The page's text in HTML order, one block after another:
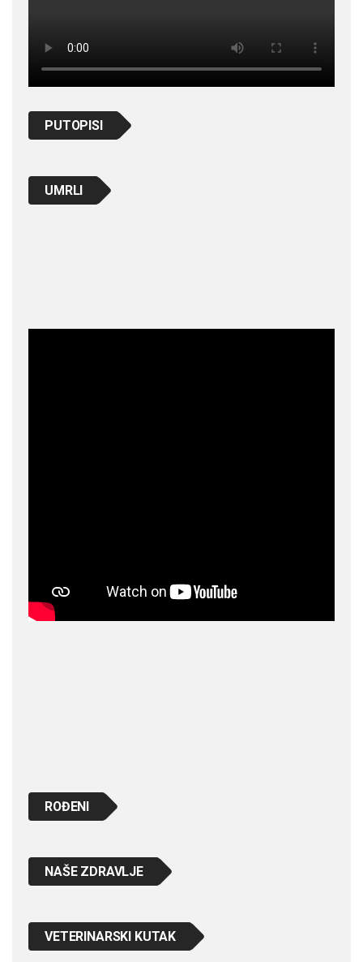
PUTOPISI
UMRLI
ROĐENI
NAŠE ZDRAVLJE
VETERINARSKI KUTAK